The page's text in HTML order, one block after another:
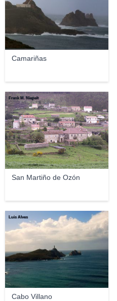
Camariñas
San Martiño de Ozón
Frank M. Niepelt
Cabo Villano
Luis Alves